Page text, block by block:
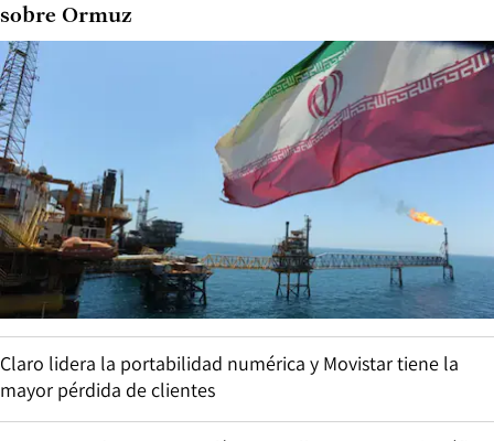
sobre Ormuz
Claro lidera la portabilidad numérica y Movistar tiene la
mayor pérdida de clientes